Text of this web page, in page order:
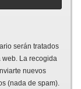
serán tratados
web. La recogida
nuevos
(nada de spam).